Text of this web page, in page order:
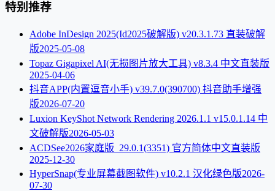
特别推荐
Adobe InDesign 2025(Id2025破解版) v20.3.1.73 直装破解
版2025-05-08
Topaz Gigapixel AI(无损图片放大工具) v8.3.4 中文直装版
2025-04-06
抖音APP(内置逗音小手) v39.7.0(390700) 抖音助手增强
版2026-07-20
Luxion KeyShot Network Rendering 2026.1.1 v15.0.1.14 中
文破解版2026-05-03
ACDSee2026家庭版_29.0.1(3351) 官方简体中文直装版
2025-12-30
HyperSnap(专业屏幕截图软件) v10.2.1 汉化绿色版2026-
07-30